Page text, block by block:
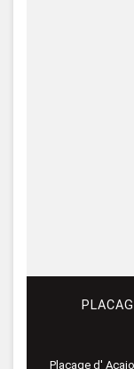
Placage d'